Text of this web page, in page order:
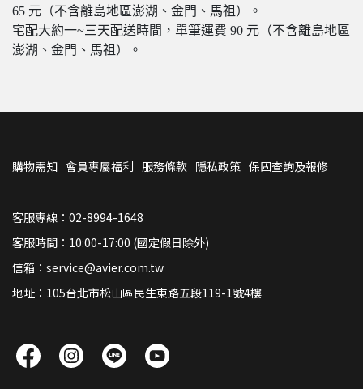
65 元（不含離島地區澎湖、金門、馬祖）。
宅配大約一~三天配送時間，單筆運費 90 元（不含離島地區
澎湖、金門、馬祖）。
購物需知 會員專屬福利 服務條款 隱私政策 保固查詢及報修
客服專線：02-8994-1648
客服時間：10:00-17:00 (國定假日除外)
信箱：service@avier.com.tw
地址：105台北市松山區民生東路五段119-1號4樓